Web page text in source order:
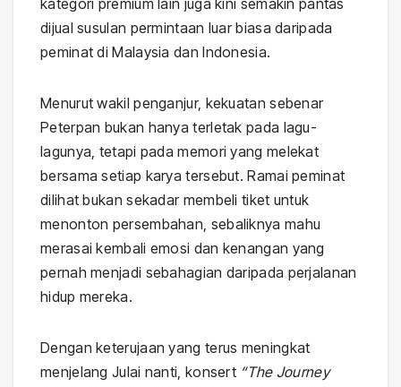
kategori premium lain juga kini semakin pantas
dijual susulan permintaan luar biasa daripada
peminat di Malaysia dan Indonesia.
Menurut wakil penganjur, kekuatan sebenar
Peterpan bukan hanya terletak pada lagu-
lagunya, tetapi pada memori yang melekat
bersama setiap karya tersebut. Ramai peminat
dilihat bukan sekadar membeli tiket untuk
menonton persembahan, sebaliknya mahu
merasai kembali emosi dan kenangan yang
pernah menjadi sebahagian daripada perjalanan
hidup mereka.
Dengan keterujaan yang terus meningkat
menjelang Julai nanti, konsert “The Journey